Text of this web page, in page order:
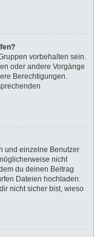
vorbehalten sein.
oder andere Vorgänge
Berechtigungen.
und einzelne Benutzer
nicht
du deinen Beitrag
Dateien hochladen.
nicht sicher bist, wieso